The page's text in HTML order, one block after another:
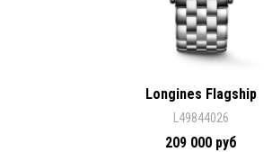
Longines Flagship
L49844026
209 000 руб